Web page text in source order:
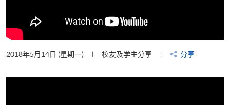
2018年5月14日 (星期一) 校友及学生分享 分享